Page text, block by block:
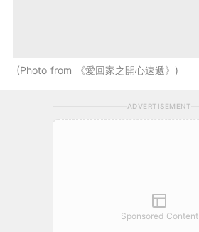
Photo from 《愛回家之開心速遞》
ADVERTISEMENT
Sponsored Content